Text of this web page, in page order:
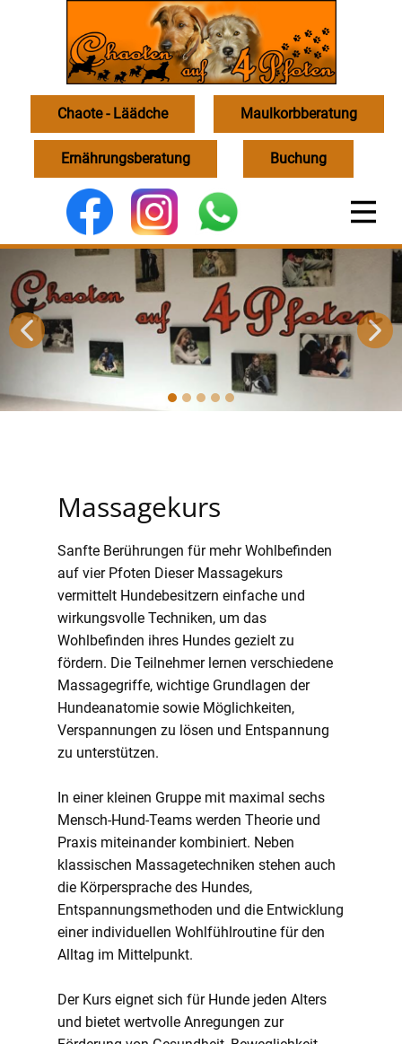
Chaote - Läädche
Buchung
Ernährungsberatung
Maulkorbberatung
Massagekurs
Sanfte Berührungen für mehr Wohlbefinden
auf vier Pfoten Dieser Massagekurs
vermittelt Hundebesitzern einfache und
wirkungsvolle Techniken, um das
Wohlbefinden ihres Hundes gezielt zu
fördern. Die Teilnehmer lernen verschiedene
Massagegriffe, wichtige Grundlagen der
Hundeanatomie sowie Möglichkeiten,
Verspannungen zu lösen und Entspannung
zu unterstützen.
In einer kleinen Gruppe mit maximal sechs
Mensch-Hund-Teams werden Theorie und
Praxis miteinander kombiniert. Neben
klassischen Massagetechniken stehen auch
die Körpersprache des Hundes,
Entspannungsmethoden und die Entwicklung
einer individuellen Wohlfühlroutine für den
Alltag im Mittelpunkt.
Der Kurs eignet sich für Hunde jeden Alters
und bietet wertvolle Anregungen zur